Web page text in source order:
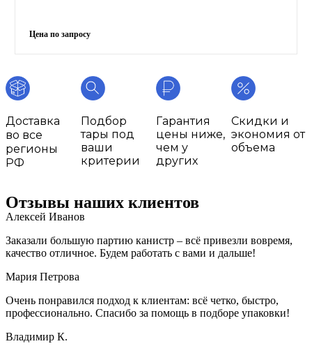
Доставка
во все
регионы
РФ
Подбор
тары под
ваши
критерии
Гарантия
цены ниже,
чем у
других
Скидки и
экономия от
объема
Отзывы наших клиентов
Алексей Иванов
Заказали большую партию канистр – всё привезли вовремя,
качество отличное. Будем работать с вами и дальше!
Мария Петрова
Очень понравился подход к клиентам: всё четко, быстро,
профессионально. Спасибо за помощь в подборе упаковки!
Владимир К.